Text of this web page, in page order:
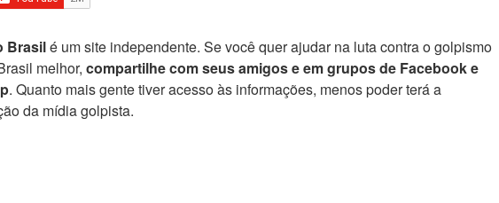
Brasilé um site independente. Se você quer ajudar na luta contra o golpismo
melhor, compartilhe com seus amigos e em grupos de Facebook e
. Quanto mais gente tiver acesso às informações, menos poder terá a
da mídia golpista.